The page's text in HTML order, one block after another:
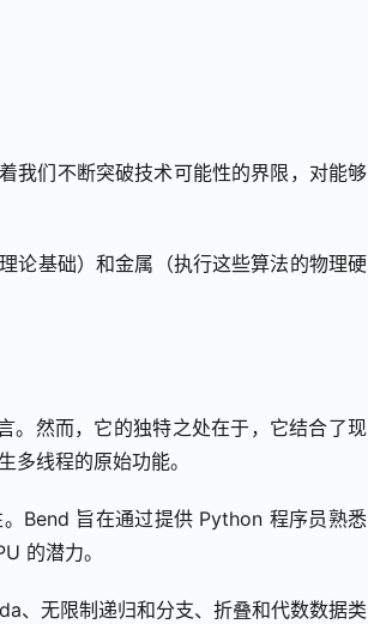
我们不断突破技术可能性的界限，对能够
论基础）和金属（执行这些算法的物理硬
。然而，它的独特之处在于，它结合了现
线程的原始功能。
Bend 旨在通过提供 Python 程序员熟悉
的潜力。
、无限制递归和分支、折叠和代数数据类